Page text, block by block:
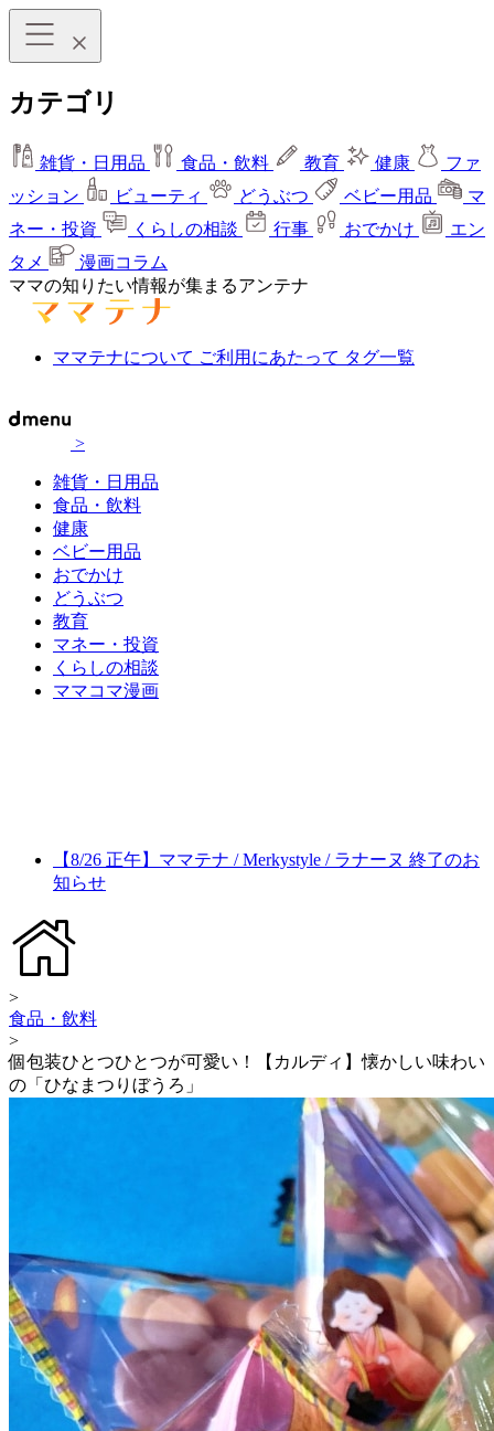
カテゴリ
雑貨・日用品 食品・飲料 教育 健康
ファ
ッション
ビューティ どうぶつ ベビー用品
マ
ネー・投資
くらしの相談 行事 おでかけ
エン
タメ
漫画コラム
ママの知りたい情報が集まるアンテナ
ママテナについて ご利用にあたって タグ一覧
>
雑貨・日用品
食品・飲料
健康
ベビー用品
おでかけ
どうぶつ
教育
マネー・投資
くらしの相談
ママコマ漫画
【8/26 正午】ママテナ / Merkystyle / ラナーヌ 終了のお
知らせ
>
食品・飲料
>
個包装ひとつひとつが可愛い！【カルディ】懐かしい味わい
の「ひなまつりぼうろ」